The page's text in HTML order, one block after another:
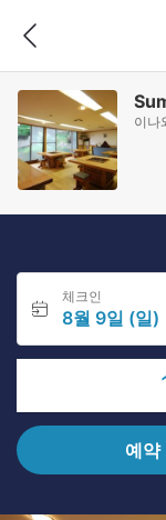
이나
체크인
8월 9일 (일)
예약